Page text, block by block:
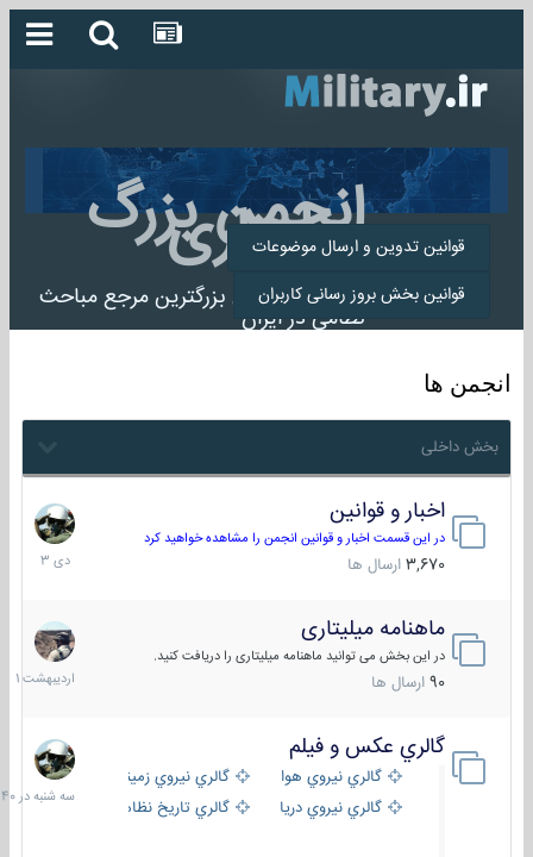
انجمن بزرگ
میلیتاری
انجمن میلیتاری بزرگترین مرجع مباحث
نظامی در ایران
قوانین تدوین و ارسال موضوعات
قوانین بخش بروز رسانی کاربران
انجمن ها
بخش داخلی
اخبار و قوانین
در این قسمت اخبار و قوانین انجمن را مشاهده خواهید کرد
3,670 ارسال ها
22
دی
1403
ماهنامه میلیتاری
در این بخش می توانید ماهنامه میلیتاری را دریافت کنید.
90 ارسال ها
30
1401
گالري عكس و فيلم
گالري نيروي هوايي
گالري نيروي زميني
گالري نيروي دريايي
گالري تاریخ نظامی
سه
شنبه
در